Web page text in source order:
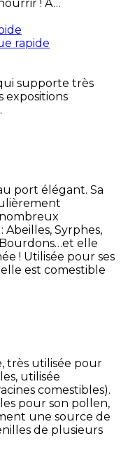
! A…
rapide
supporte très
expositions
port élégant. Sa
Abeilles, Syrphes,
elle
! Utilisée pour ses
est comestible
très utilisée pour
utilisée
comestibles).
pour son pollen,
une source de
de plusieurs